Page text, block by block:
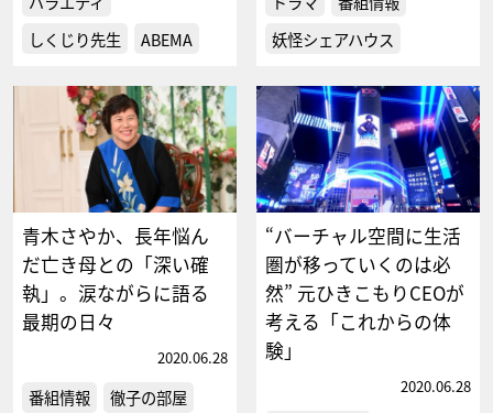
しくじり先生
ABEMA
妖怪シェアハウス
青木さやか、長年悩ん
だ亡き母との「深い確
執」。涙ながらに語る
最期の日々
2020.06.28
番組情報 徹子の部屋
“バーチャル空間に生活
圏が移っていくのは必
然” 元ひきこもりCEOが
考える「これからの体
験」
2020.06.28